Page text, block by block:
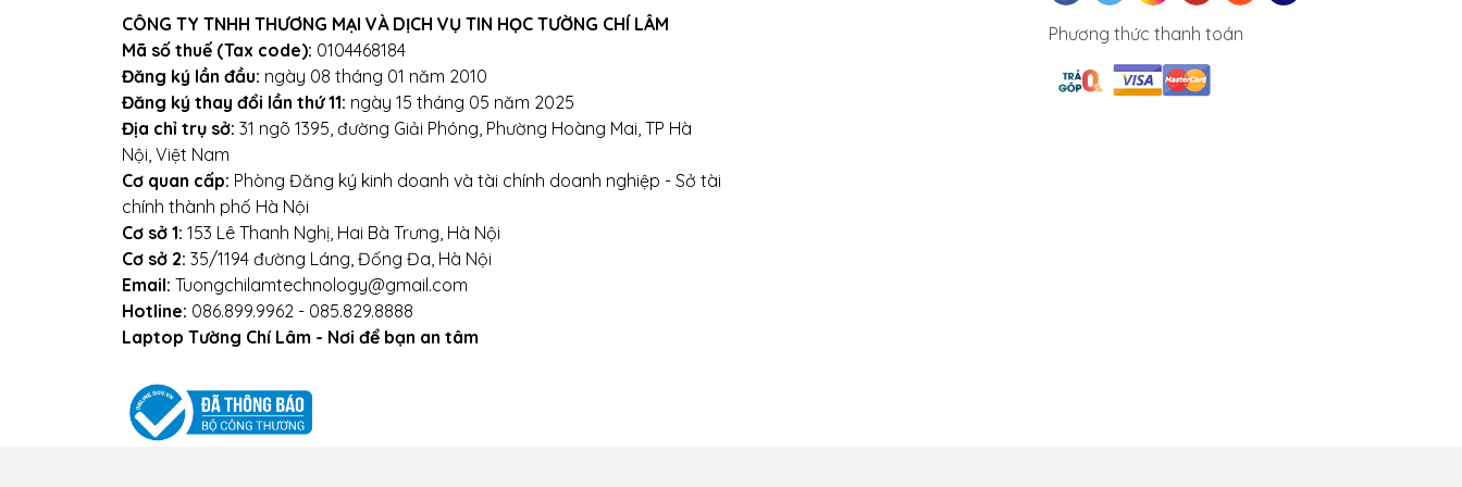
Địa chỉ: Số 153 Lê Thanh Nghị- Phường Đồng Tâm- Quận Hai Bà Trưng- Hà Nội.
Website:tuongchilam.com
CÔNG TY TNHH THƯƠNG MẠI VÀ DỊCH VỤ TIN HỌC TƯỜNG CHÍ LÂM
Mã số thuế (Tax code): 0104468184
Đăng ký lần đầu: ngày 08 tháng 01 năm 2010
Đăng ký thay đổi lần thứ 11: ngày 15 tháng 05 năm 2025
Địa chỉ trụ sở: 31 ngõ 1395, đường Giải Phóng, Phường Hoàng Mai, TP Hà
Nội, Việt Nam
Cơ quan cấp: Phòng Đăng ký kinh doanh và tài chính doanh nghiệp - Sở tài
chính thành phố Hà Nội
Cơ sở 1: 153 Lê Thanh Nghị, Hai Bà Trưng, Hà Nội
Cơ sở 2: 35/1194 đường Láng, Đống Đa, Hà Nội
Email: Tuongchilamtechnology@gmail.com
Hotline: 086.899.9962 - 085.829.8888
Laptop Tường Chí Lâm - Nơi để bạn an tâm
Phương thức thanh toán